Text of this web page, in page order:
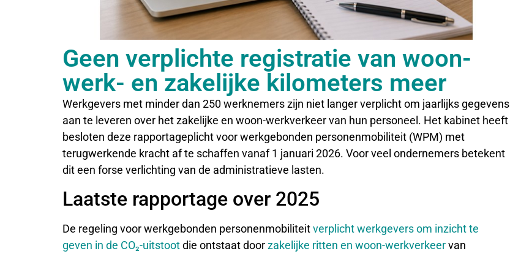
Geen verplichte registratie van woon-
werk- en zakelijke kilometers meer
Werkgevers met minder dan 250 werknemers zijn niet langer verplicht om jaarlijks gegevens
aan te leveren over het zakelijke en woon-werkverkeer van hun personeel. Het kabinet heeft
besloten deze rapportageplicht voor werkgebonden personenmobiliteit (WPM) met
terugwerkende kracht af te schaffen vanaf 1 januari 2026. Voor veel ondernemers betekent
dit een forse verlichting van de administratieve lasten.
Laatste rapportage over 2025
De regeling voor werkgebonden personenmobiliteitverplicht werkgevers om inzicht te
geven in de CO₂-uitstootdie ontstaat doorzakelijke ritten en woon-werkverkeervan